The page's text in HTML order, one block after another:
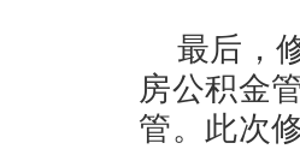
最后，
房公积金
管。此次